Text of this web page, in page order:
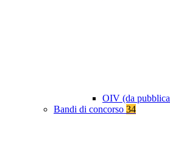
OIV (da
Bandi di concorso 34